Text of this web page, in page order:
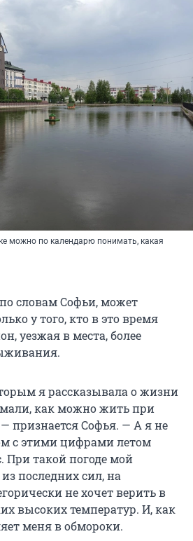
можно по календарю понимать, какая
словам Софьи, может
у того, кто в это время
уезжая в места, более
я рассказывала о жизни
как можно жить при
— признается Софья. — А я не
с этими цифрами летом
При такой погоде мой
последних сил, на
не хочет верить в
высоких температур. И, как
меня в обмороки.